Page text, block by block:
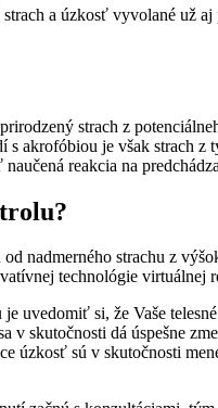
a úzkosť vyvolané už
strach z
akrofóbiou je však strach
reakcia na
nadmerného strachu z
technológie virtuálnej
uvedomiť si, že Vaše
v skutočnosti dá úspešne
úzkosť sú v skutočnosti